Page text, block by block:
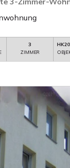
3
ZIMMER